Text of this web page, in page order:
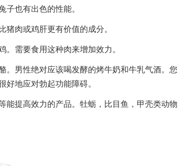
也有出色的性能。
肉或鸡肝更有价值的成分。
需要食用这种肉来增加效力。
。男性绝对应该喝发酵的烤牛奶和牛乳气酒。您
地应对勃起功能障碍。
能提高效力的产品。牡蛎，比目鱼，甲壳类动物